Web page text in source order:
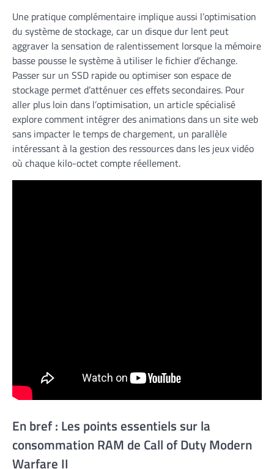
Une pratique complémentaire implique aussi l’optimisation
du système de stockage, car un disque dur lent peut
aggraver la sensation de ralentissement lorsque la mémoire
basse pousse le système à utiliser le fichier d’échange.
Passer sur un SSD rapide ou optimiser son espace de
stockage permet d’atténuer ces effets secondaires. Pour
aller plus loin dans l’optimisation, un article spécialisé
explore comment intégrer des animations dans un site web
sans impacter le temps de chargement, un parallèle
intéressant à la gestion des ressources dans les jeux vidéo
où chaque kilo-octet compte réellement.
En bref : Les points essentiels sur la
consommation RAM de Call of Duty Modern
Warfare II